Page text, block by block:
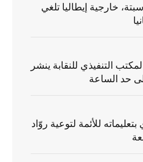
خارجية إيطاليا تلغي
التنفيذي للنقابة ينشر
للأئمة لتوعية روّاد